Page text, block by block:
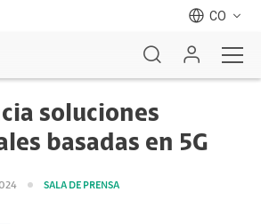
CO
soluciones
basadas en 5G
SALA DE PRENSA